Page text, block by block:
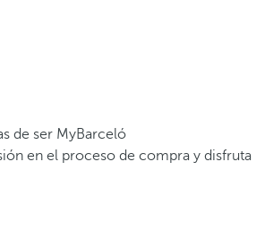
de ser MyBarceló
en el proceso de compra y disfruta